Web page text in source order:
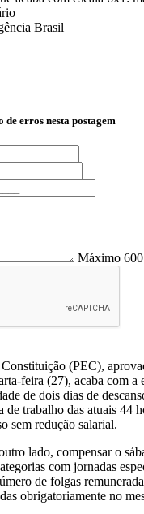
Brasil
erros nesta postagem
Máximo 600
(PEC),
feira (27), acaba com a
de dois dias de
de trabalho das atuais 44
sem redução salarial.
lado, compensar o
com jornadas
de folgas
obrigatoriamente no